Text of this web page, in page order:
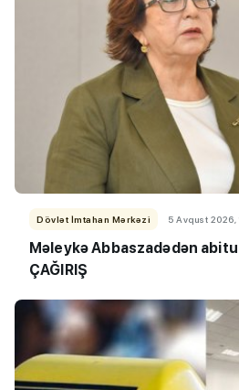
Dövlət İmtahan Mərkəzi 5 Avqust 2026,
Məleykə Abbaszadədən
ÇAĞIRIŞ